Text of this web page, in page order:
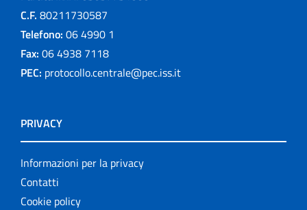
C.F. 80211730587
Telefono: 06 4990 1
Fax: 06 4938 7118
PEC: protocollo.centrale@pec.iss.it
PRIVACY
Informazioni per la privacy
Contatti
Cookie policy